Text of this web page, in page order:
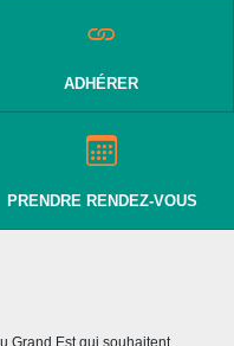
ADHÉRER
PRENDRE RENDEZ-VOUS
Grand Est qui souhaitent